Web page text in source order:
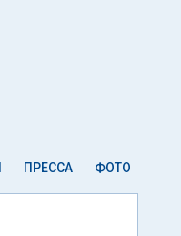
ПРЕССА ФОТО